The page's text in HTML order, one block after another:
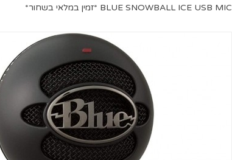
BLUE SNOWBALL ICE USB MIC *זמין במלאי בשחור*